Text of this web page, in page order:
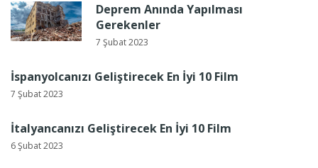
Deprem Anında Yapılması
Gerekenler
7 Şubat 2023
İspanyolcanızı Geliştirecek En İyi 10 Film
7 Şubat 2023
İtalyancanızı Geliştirecek En İyi 10 Film
6 Şubat 2023